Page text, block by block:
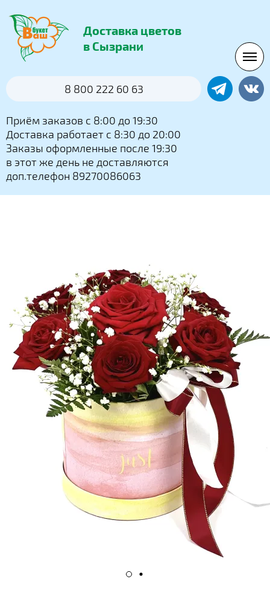
Доставка цветов
в Сызрани
8 800 222 60 63
Приём заказов с 8:00 до 19:30
Доставка работает с 8:30 до 20:00
Заказы оформленные после 19:30
в этот же день не доставляются
доп.телефон 89270086063